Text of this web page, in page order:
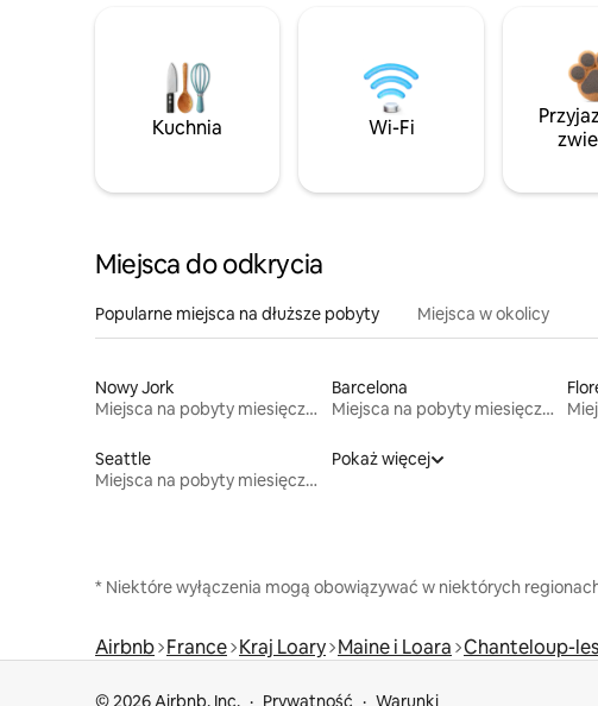
Kuchnia Wi-Fi
Miejsca do odkrycia
Popularne miejsca na dłuższe pobyty Miejsca w okolicy
Nowy Jork
Miejsca na pobyty miesięczne
Barcelona
Miejsca na pobyty miesięczne
Seattle
Miejsca na pobyty miesięczne
Pokaż więcej
* Niektóre wyłączenia mogą obowiązywać w niektórych
Airbnb France Kraj Loary Maine i Loara Chanteloup-
© 2026 Airbnb, Inc. Prywatność Warunki